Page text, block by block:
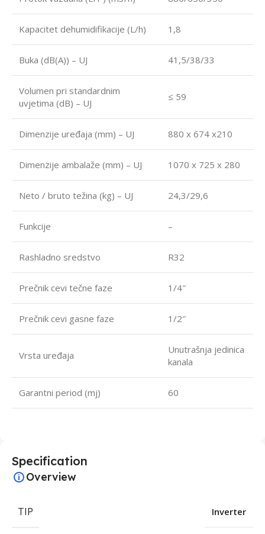
Kapacitet dehumidifikacije (L/h) 1,8
Buka (dB(A)) – UJ 41,5/38/33
Volumen pri standardnim
uvjetima (dB) – UJ
≤ 59
Dimenzije uređaja (mm) – UJ 880 x 674 x210
Dimenzije ambalaže (mm) – UJ 1070 x 725 x 280
Neto / bruto težina (kg) – UJ 24,3/29,6
Funkcije –
Rashladno sredstvo R32
Prečnik cevi tečne faze 1/4″
Prečnik cevi gasne faze 1/2″
Vrsta uređaja
Unutrašnja jedinica
kanala
Garantni period (mj) 60
Specification
Overview
TIP Inverter